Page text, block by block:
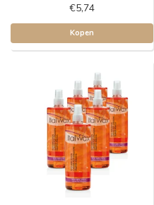
€5,74
Kopen